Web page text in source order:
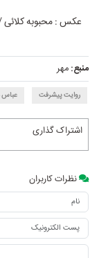
عکس : محبوبه کلائی /
منبع:مهر
روایت پیشرفت عباس
اشتراک گذاری
نظرات کاربران